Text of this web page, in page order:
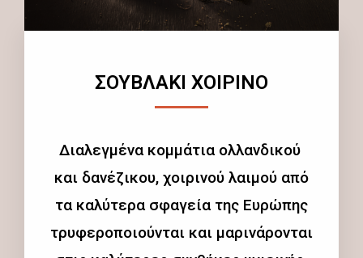
ΣΟΥΒΛΑΚΙ ΧΟΙΡΙΝΟ
Διαλεγμένα κομμάτια ολλανδικού
και δανέζικου, χοιρινού λαιμού από
τα καλύτερα σφαγεία της Ευρώπης
τρυφεροποιούνται και μαρινάρονται